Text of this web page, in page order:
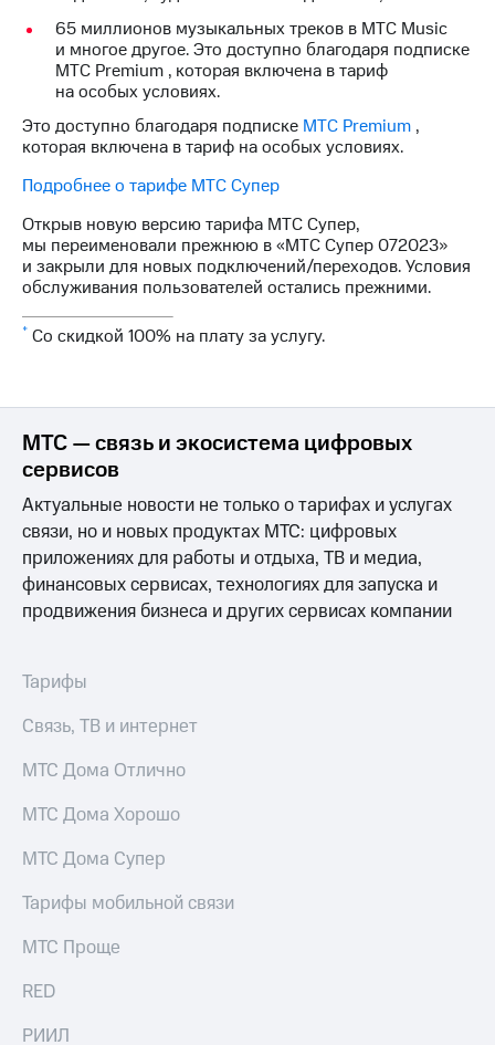
красивый
номер
Заменить
карту
на
Для дома
Спутниковое ТВ
Выберите
и подключите
ТВ
Интернет,
ТВ и телефон
Спутниковое
ТВ
Услуги
и подписки
МТС
Premium
Подписка
интернета,
музыка
другое
Семейная
группа
ТВ и телефон
для дома
Личный
кабинет
спутникового
Скачать
Мой
МТС
МТС
Premium
Подписка
и многое
другое
Семейная
группа
Скидка
на тарифы,
общие
Сертификаты
под
в Мой МТС
Посмотрите,
полезного
65 миллионов музыкальных треков в МТС Music
и многое другое. Это доступно благодаря подписке
МТС Premium , которая включена в тариф
на особых условиях.
Это доступно благодаря подписке МТС Premium ,
которая включена в тариф на особых условиях.
Подробнее о тарифе МТС Супер
Открыв новую версию тарифа МТС Супер,
мы переименовали прежнюю в «МТС Супер 072023»
и закрыли для новых подключений/переходов. Условия
обслуживания пользователей остались прежними.
* Со скидкой 100% на плату за услугу.
МТС — связь и экосистема цифровых
сервисов
Актуальные новости не только о тарифах и услугах
связи, но и новых продуктах МТС: цифровых
приложениях для работы и отдыха, ТВ и медиа,
финансовых сервисах, технологиях для запуска и
продвижения бизнеса и других сервисах компании
Тарифы
Связь, ТВ и интернет
МТС Дома Отлично
МТС Дома Хорошо
МТС Дома Супер
Тарифы мобильной связи
МТС Проще
RED
РИИЛ